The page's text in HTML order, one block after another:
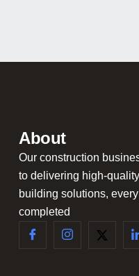
About
Our construction
to delivering high-
building solutions,
completed